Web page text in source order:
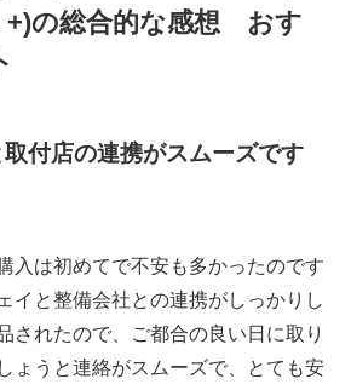
+)の総合的な感想 おす
付店の連携がスムーズです
入は初めてで不安も多かったのです
イと整備会社との連携がしっかりし
されたので、ご都合の良い日に取り
ょうと連絡がスムーズで、とても安